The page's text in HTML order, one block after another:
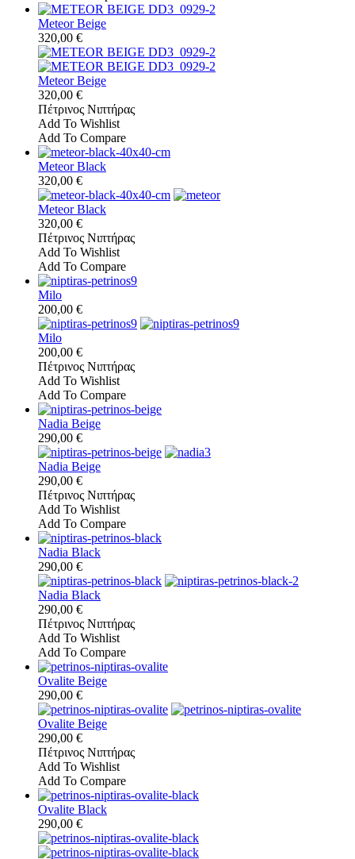
Meteor Beige
320,00 €
Meteor Beige
320,00 €
Πέτρινος Νιπτήρας
Add To Wishlist
Add To Compare
Meteor Black
320,00 €
Meteor Black
320,00 €
Πέτρινος Νιπτήρας
Add To Wishlist
Add To Compare
Milo
200,00 €
Milo
200,00 €
Πέτρινος Νιπτήρας
Add To Wishlist
Add To Compare
Nadia Beige
290,00 €
Nadia Beige
290,00 €
Πέτρινος Νιπτήρας
Add To Wishlist
Add To Compare
Nadia Black
290,00 €
Nadia Black
290,00 €
Πέτρινος Νιπτήρας
Add To Wishlist
Add To Compare
Ovalite Beige
290,00 €
Ovalite Beige
290,00 €
Πέτρινος Νιπτήρας
Add To Wishlist
Add To Compare
Ovalite Black
290,00 €